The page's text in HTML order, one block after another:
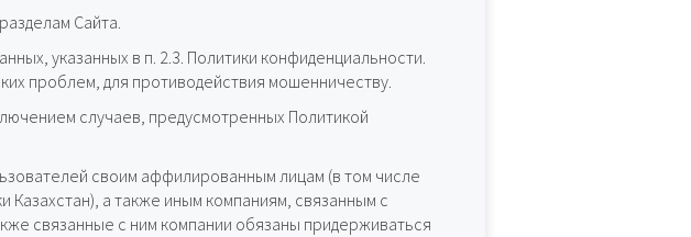
Cайта.
указанных в п. 2.3. Политики конфиденциальности.
проблем, для противодействия мошенничеству.
случаев, предусмотренных Политикой
своим аффилированным лицам (в том числе
а также иным компаниям, связанным с
связанные с ним компании обязаны придерживаться